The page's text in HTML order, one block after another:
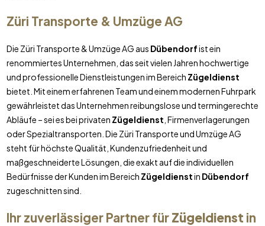
Züri Transporte & Umzüge AG
Die Züri Transporte & Umzüge AG aus Dübendorfist ein
renommiertes Unternehmen, das seit vielen Jahren hochwertige
und professionelle Dienstleistungen im Bereich Zügeldienst
bietet. Mit einem erfahrenen Team und einem modernen Fuhrpark
gewährleistet das Unternehmen reibungslose und termingerechte
Abläufe – sei es bei privaten Zügeldienst , Firmenverlagerungen
oder Spezialtransporten. Die Züri Transporte und Umzüge AG
steht für höchste Qualität, Kundenzufriedenheit und
maßgeschneiderte Lösungen, die exakt auf die individuellen
Bedürfnisse der Kunden im Bereich Zügeldienstin Dübendorf
zugeschnitten sind.
Ihr zuverlässiger Partner fürZügeldienst in